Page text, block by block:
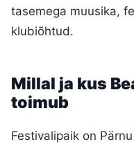
tasemega muusika,
klubiõhtud.
Millal ja kus
toimub
Festivalipaik on